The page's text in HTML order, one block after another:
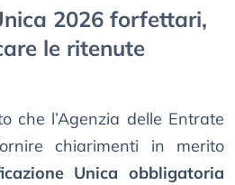
2026 forfettari,
le ritenute
che l’Agenzia delle Entrate
chiarimenti in merito
Unica obbligatoria